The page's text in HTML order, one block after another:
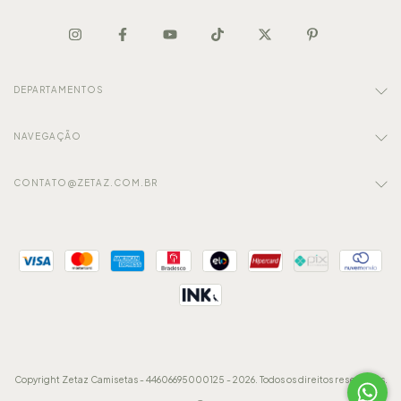
DEPARTAMENTOS
NAVEGAÇÃO
CONTATO@ZETAZ.COM.BR
Copyright Zetaz Camisetas - 44606695000125 - 2026. Todos os direitos reservados.